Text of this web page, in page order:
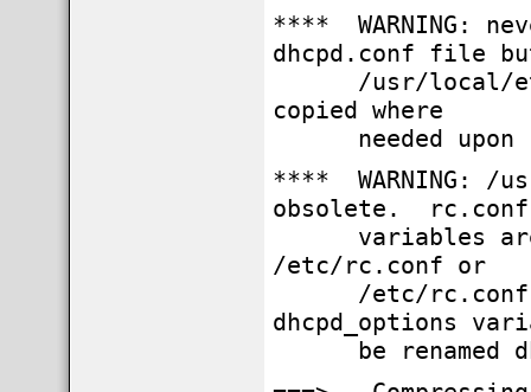
**** WARNING:
dhcpd.conf file
/usr/local/etc/
copied where
needed upon
**** WARNING: /
obsolete.
variables are
/etc/rc.conf or
/etc/rc.conf.d/
dhcpd_options
be renamed